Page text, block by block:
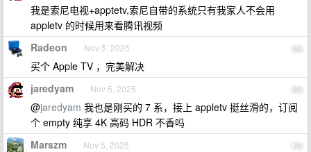
我是索尼电视+apptetv,索尼自带的系统只有我家人不会用
appletv 的时候用来看腾讯视频
68
Radeon Nov 5, 2025
买个 Apple TV ，完美解决
69
jaredyam Nov 5, 2025
@jaredyam 我也是刚买的 7 系，接上 appletv 挺丝滑的，订阅
个 empty 纯享 4K 高码 HDR 不香吗
70
Marszm Nov 5, 2025